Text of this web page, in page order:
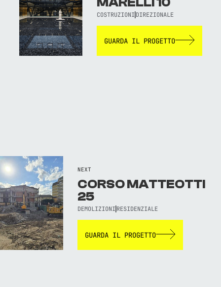
COSTRUZIONI DIREZIONALE
GUARDA IL PROGETTO
NEXT
CORSO MATTEOTTI
25
DEMOLIZIONI RESIDENZIALE
GUARDA IL PROGETTO